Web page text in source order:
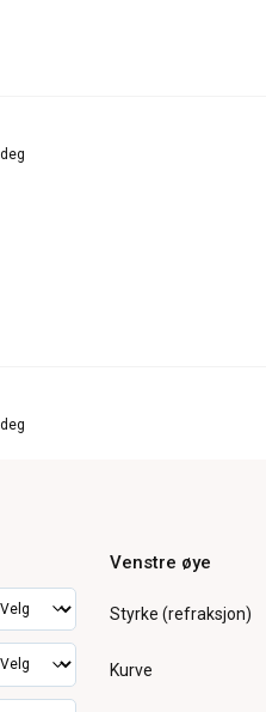
Venstre øye
Styrke (refraksjon)
Kurve